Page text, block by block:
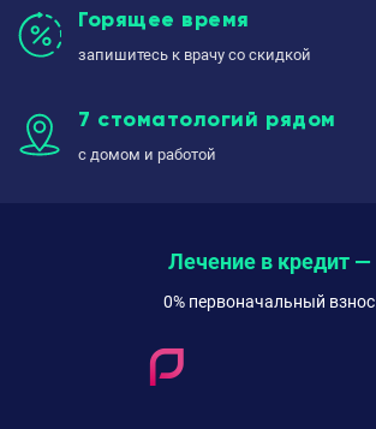
Горящее время
запишитесь к врачу со скидкой
7 стоматологий рядом
с домом и работой
Лечение в кредит —
0% первоначальный взнос